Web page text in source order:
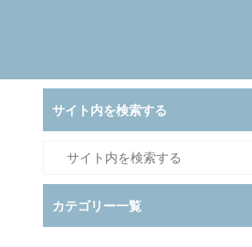
サイト内を検索する
カテゴリー一覧